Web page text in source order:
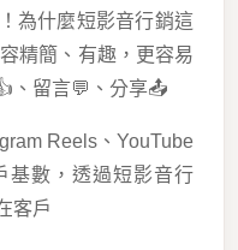
為什麼短影音行銷這
精簡、有趣，更容易
、留言💬、分享📤
Reels、YouTube
基數，透過短影音行
客戶